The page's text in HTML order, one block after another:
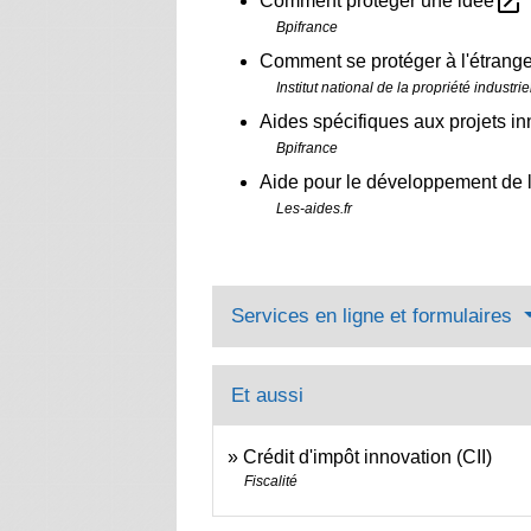
Bpifrance
Comment se protéger à
Institut national de la propriété
Aides spécifiques aux projets
Bpifrance
Aide pour le développement de
Les-aides.fr
Services en ligne et formulaires
Et aussi
Crédit d'impôt innovation (CII)
Fiscalité